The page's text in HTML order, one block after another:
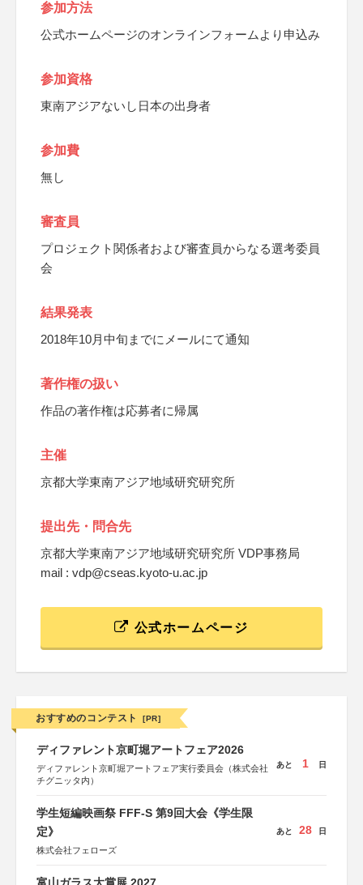
参加方法
公式ホームページのオンラインフォームより申込み
参加資格
東南アジアないし日本の出身者
参加費
無し
審査員
プロジェクト関係者および審査員からなる選考委員
会
結果発表
2018年10月中旬までにメールにて通知
著作権の扱い
作品の著作権は応募者に帰属
主催
京都大学東南アジア地域研究研究所
提出先・問合先
京都大学東南アジア地域研究研究所 VDP事務局
mail : vdp@cseas.kyoto-u.ac.jp
公式ホームページ
おすすめのコンテスト [PR]
ディファレント京町堀アートフェア2026
ディファレント京町堀アートフェア実行委員会（株式会社
チグニッタ内）
あと 1 日
学生短編映画祭 FFF-S 第9回大会《学生限
定》
株式会社フェローズ
あと 28 日